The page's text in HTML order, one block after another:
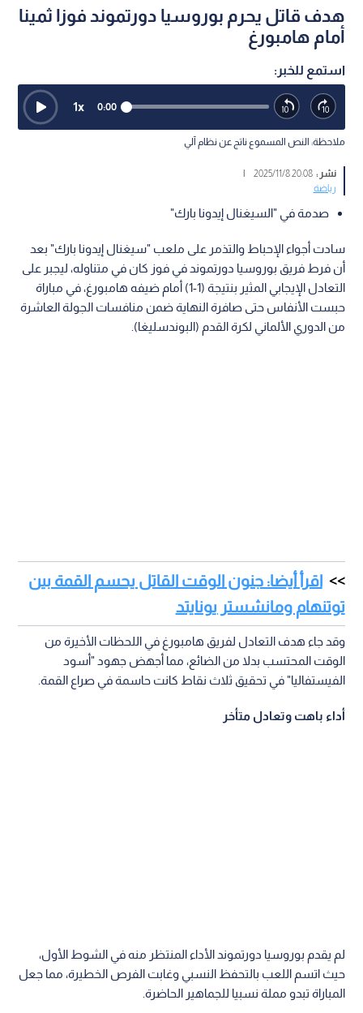
هدف قاتل يحرم بوروسيا دورتموند فوزا ثمينا
أمام هامبورغ
استمع للخبر:
0:00
1x
ملاحظة: النص المسموع ناتج عن نظام آلي
نشر :20:08 2025/11/8
|
رياضة
صدمة في "السيغنال إيدونا بارك"
سادت أجواء الإحباط والتذمر على ملعب "سيغنال إيدونا بارك" بعد
أن فرط فريق بوروسيا دورتموند في فوز كان في متناوله، ليجبر على
التعادل الإيجابي المثير بنتيجة (1-1) أمام ضيفه هامبورغ، في مباراة
حبست الأنفاس حتى صافرة النهاية ضمن منافسات الجولة العاشرة
من الدوري الألماني لكرة القدم (البوندسليغا).
اقرأ أيضا: جنون الوقت القاتل يحسم القمة بين
توتنهام ومانشستر يونايتد
وقد جاء هدف التعادل لفريق هامبورغ في اللحظات الأخيرة من
الوقت المحتسب بدلا من الضائع، مما أجهض جهود "أسود
الفيستفاليا" في تحقيق ثلاث نقاط كانت حاسمة في صراع القمة.
أداء باهت وتعادل متأخر
لم يقدم بوروسيا دورتموند الأداء المنتظر منه في الشوط الأول،
حيث اتسم اللعب بالتحفظ النسبي وغابت الفرص الخطيرة، مما جعل
المباراة تبدو مملة نسبيا للجماهير الحاضرة.